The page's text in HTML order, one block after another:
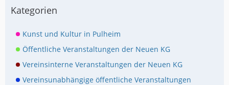
Kategorien
Kunst und Kultur in Pulheim
Öffentliche Veranstaltungen der Neuen KG
Vereinsinterne Veranstaltungen der Neuen KG
Vereinsunabhängige öffentliche Veranstaltungen